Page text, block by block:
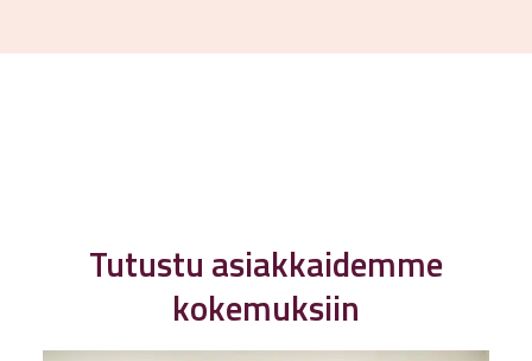
Tutustu asiakkaidemme
kokemuksiin